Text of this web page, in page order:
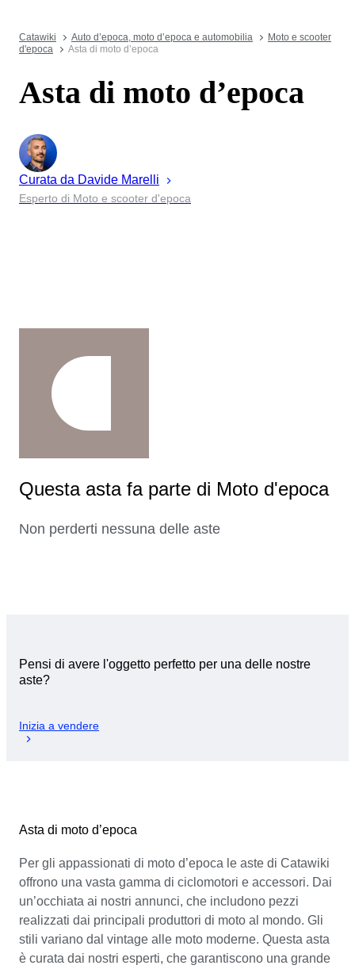
Catawiki Auto d’epoca, moto d’epoca e automobilia
Moto e scooter
d'epoca
Asta di moto d’epoca
Asta di moto d’epoca
Curata da Davide Marelli
Esperto di Moto e scooter d'epoca
Questa asta fa parte di Moto d'epoca
Non perderti nessuna delle aste
Pensi di avere l'oggetto perfetto per una delle nostre
aste?
Inizia a vendere
Asta di moto d’epoca
Per gli appassionati di moto d’epoca le aste di Catawiki
offrono una vasta gamma di ciclomotori e accessori. Dai
un’occhiata ai nostri annunci, che includono pezzi
realizzati dai principali produttori di moto al mondo. Gli
stili variano dal vintage alle moto moderne. Questa asta
è curata dai nostri esperti, che garantiscono una grande